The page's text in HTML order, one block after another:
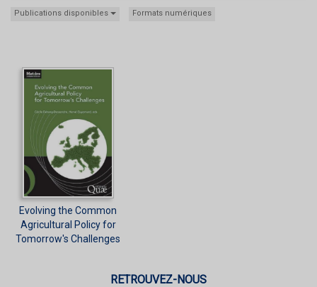
Publications disponibles Formats numériques
Evolving the Common
Agricultural Policy for
Tomorrow's Challenges
RETROUVEZ-NOUS